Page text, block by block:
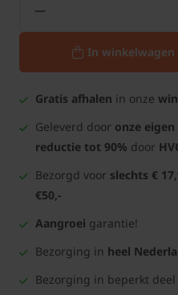
In winkelwagen
Gratis afhalen in onze
Geleverd door onze
reductie tot 90% door
Bezorgd voor slechts €
€50,-
Aangroei garantie!
Bezorging in heel
Bezorging in beperkt deel